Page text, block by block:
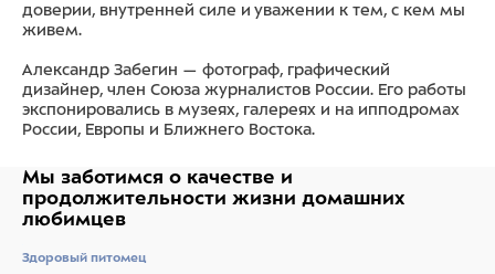
доверии, внутренней силе и уважении к тем, с кем мы
живем.
Александр Забегин — фотограф, графический
дизайнер, член Союза журналистов России. Его работы
экспонировались в музеях, галереях и на ипподромах
России, Европы и Ближнего Востока.
Мы заботимся о качестве и
продолжительности жизни домашних
любимцев
Здоровый питомец